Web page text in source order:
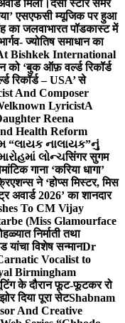
मिला।देसी स्टार समर
एसएफसी म्यूजिक पर हुआ
का जलवाभारत पॉडकास्ट में
ज्योतिष समाधान का
Bishkek International
को ‘बुक ऑफ़ वर्ल्ड रिकॉर्ड
रिकॉर्ड – USA’ से
And Composer
LyricistA
Reena
Health Reform
“લાયક નાલાયક”નું
લોન્ચसिंगर सुगम
गाना ‘करिया धागा’
ने ‘होप्स मिस्टर, मिस
अवार्ड 2026’ का शानदार
To CM Vijay
(Miss Glamourface
निर्माती तथा
यांचा विशेष सन्मानDr
Vocalist to
Birmingham
के दौरान फूट-फूटकर रो
दिया पूरा सेटShabnam
And Creative